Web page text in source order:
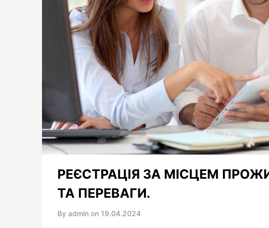
РЕЄСТРАЦІЯ ЗА МІСЦЕМ
ТА ПЕРЕВАГИ.
By admin on 19.04.2024